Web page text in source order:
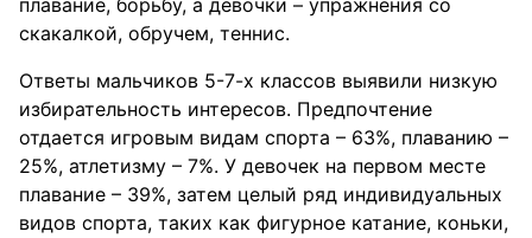
плавание, борьбу, а девочки – упражнения со
скакалкой, обручем, теннис.
Ответы мальчиков 5-7-х классов выявили низкую
избирательность интересов. Предпочтение
отдается игровым видам спорта – 63%, плаванию –
25%, атлетизму – 7%. У девочек на первом месте
плавание – 39%, затем целый ряд индивидуальных
видов спорта, таких как фигурное катание, коньки,